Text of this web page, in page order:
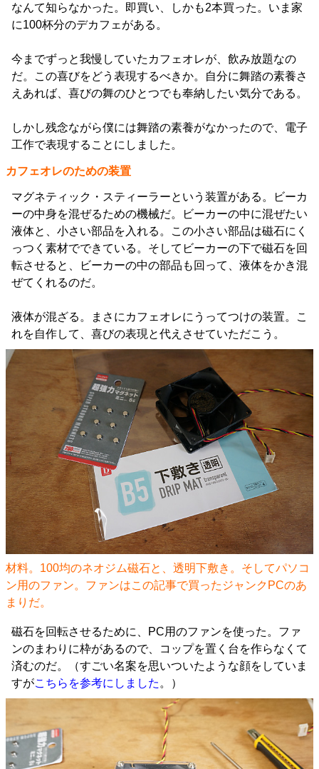
なんて知らなかった。即買い、しかも2本買った。いま家
に100杯分のデカフェがある。
今までずっと我慢していたカフェオレが、飲み放題なの
だ。この喜びをどう表現するべきか。自分に舞踏の素養さ
えあれば、喜びの舞のひとつでも奉納したい気分である。
しかし残念ながら僕には舞踏の素養がなかったので、電子
工作で表現することにしました。
カフェオレのための装置
マグネティック・スティーラーという装置がある。ビーカ
ーの中身を混ぜるための機械だ。ビーカーの中に混ぜたい
液体と、小さい部品を入れる。この小さい部品は磁石にく
っつく素材でできている。そしてビーカーの下で磁石を回
転させると、ビーカーの中の部品も回って、液体をかき混
ぜてくれるのだ。
液体が混ざる。まさにカフェオレにうってつけの装置。こ
れを自作して、喜びの表現と代えさせていただこう。
材料。100均のネオジム磁石と、透明下敷き。そしてパソコ
ン用のファン。ファンはこの記事で買ったジャンクPCのあ
まりだ。
磁石を回転させるために、PC用のファンを使った。ファ
ンのまわりに枠があるので、コップを置く台を作らなくて
済むのだ。（すごい名案を思いついたような顔をしていま
すがこちらを参考にしました 。）